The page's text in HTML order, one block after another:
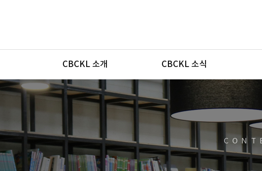
메뉴
CBCKL 소개 CBCKL 소식